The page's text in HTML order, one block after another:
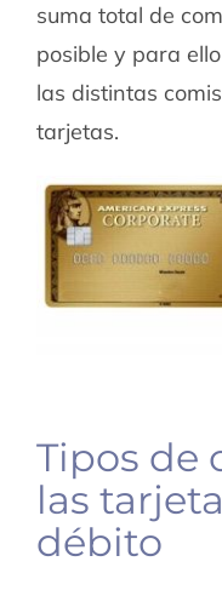
suma total de
posible y para
las distintas
tarjetas.
Tipos de
las
débito